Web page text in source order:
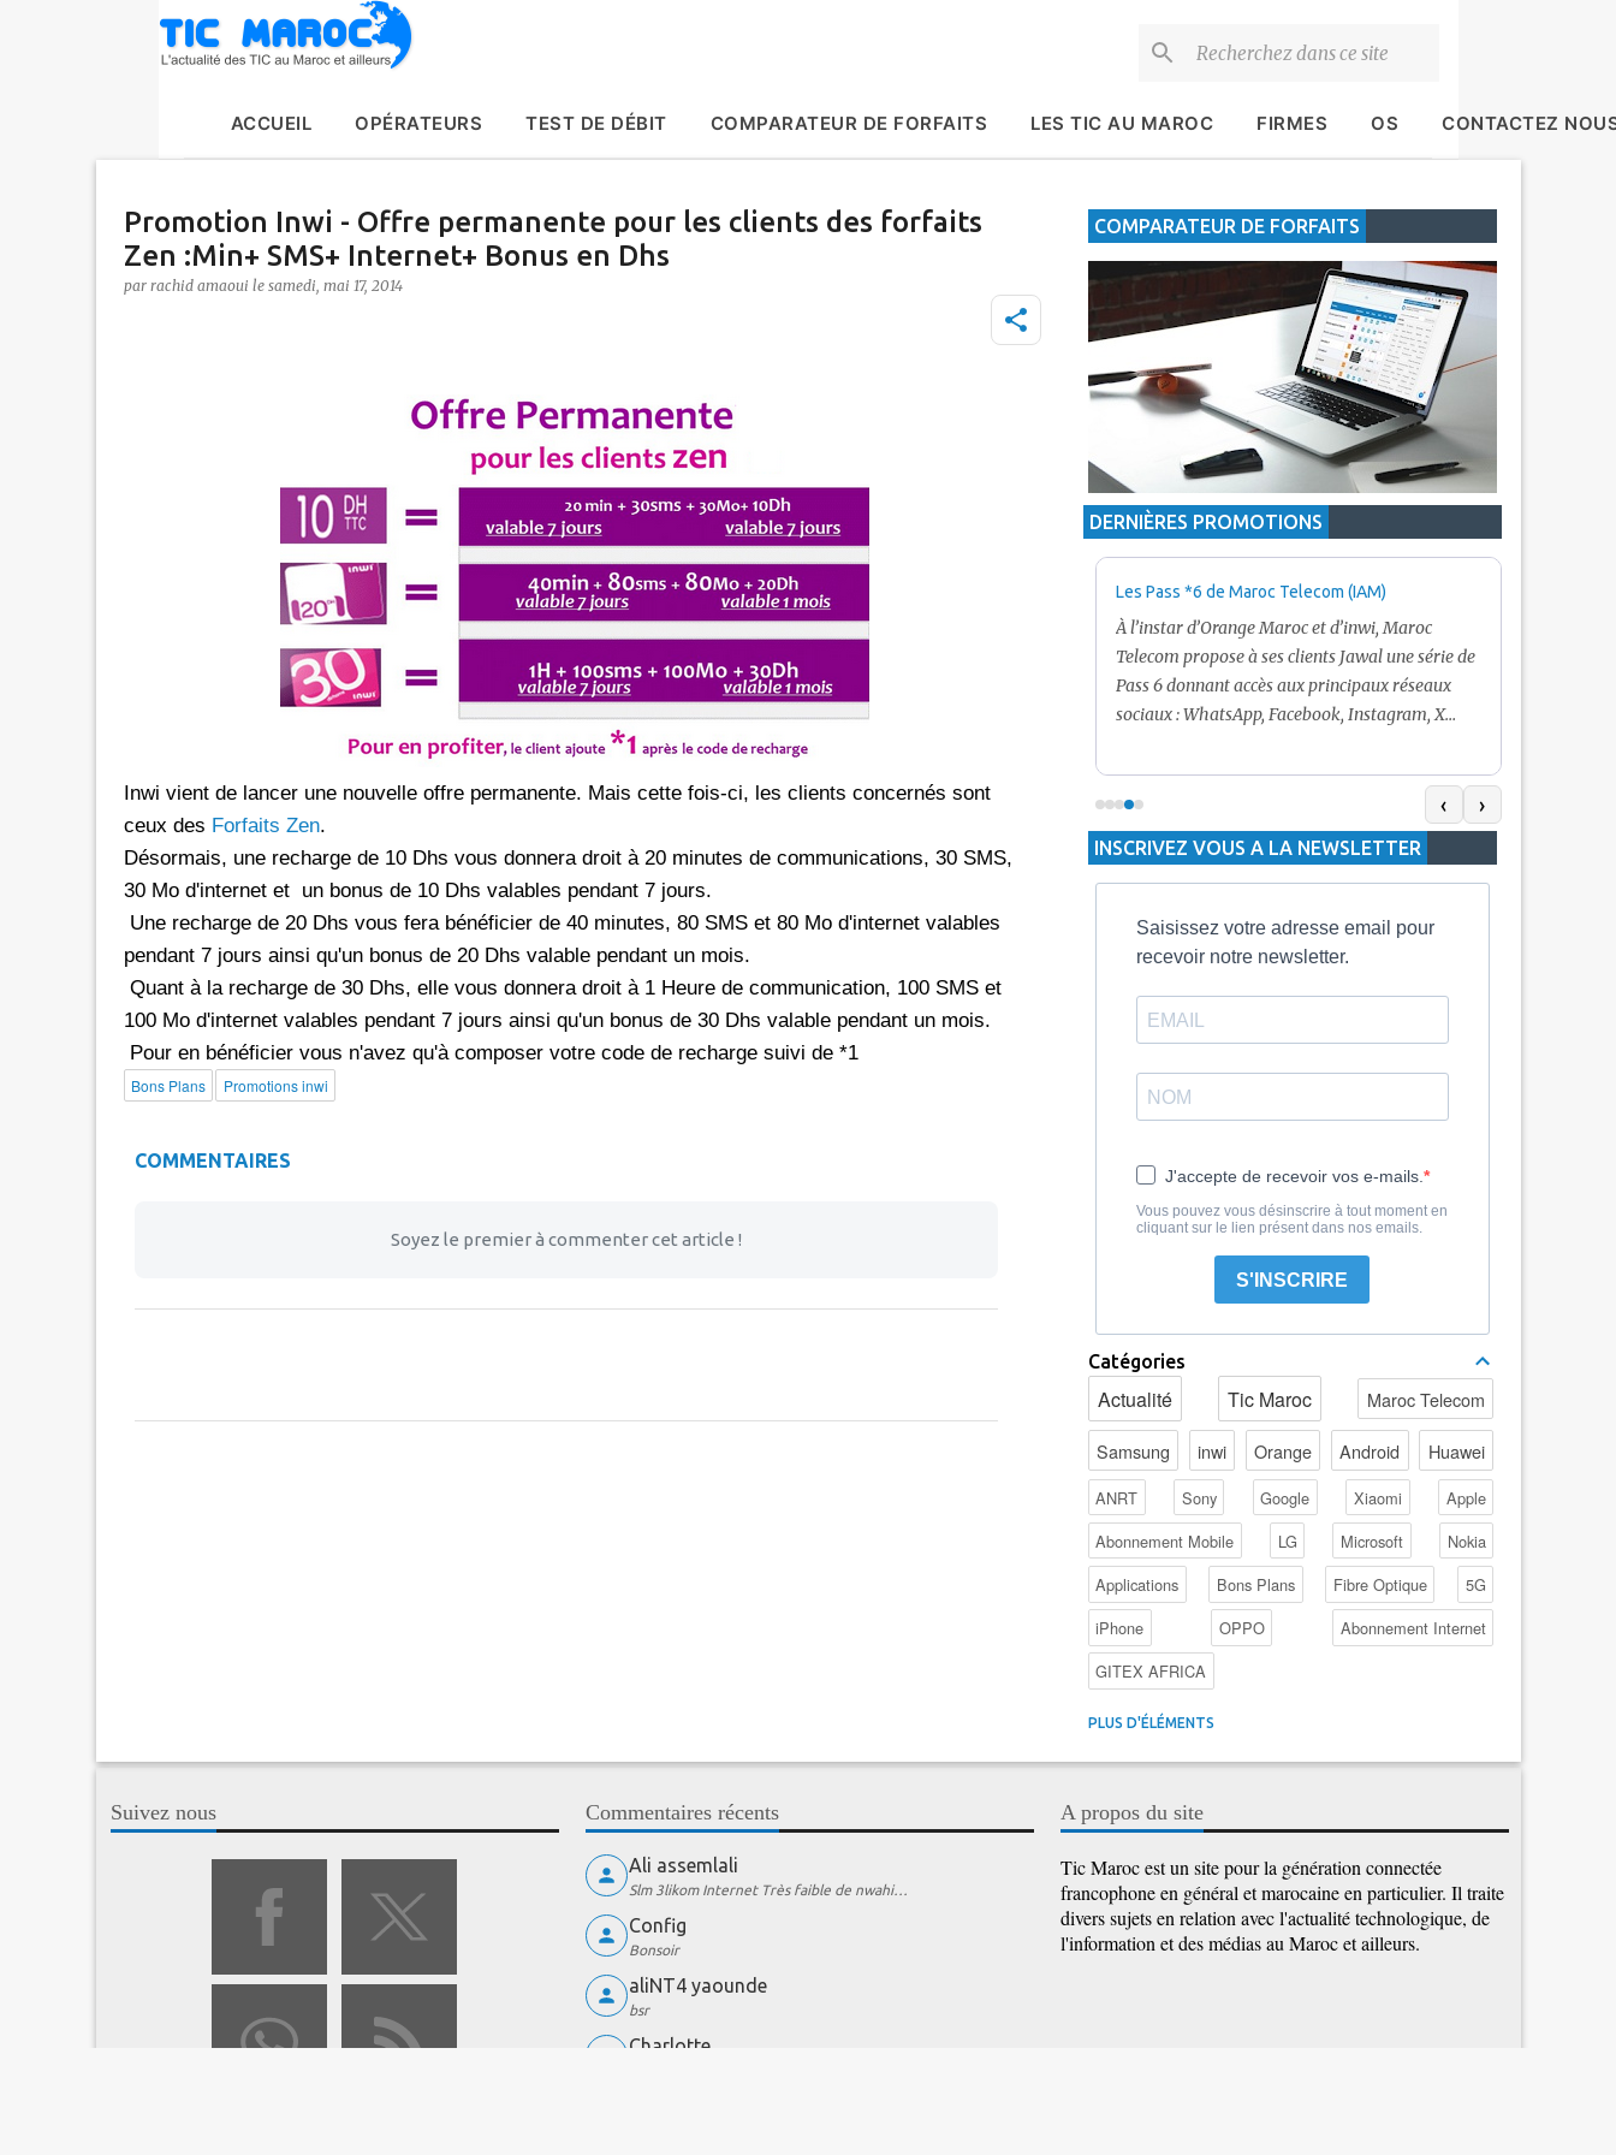
ACCUEIL OPÉRATEURS TEST DE DÉBIT COMPARATEUR DE FORFAITS LES TIC AU MAROC FIRMES OS CONTACTEZ
Promotion Inwi - Offre permanente pour les clients des forfaits
Zen :Min+ SMS+ Internet+ Bonus en Dhs
par rachid amaoui le samedi, mai 17, 2014
Inwi vient de lancer une nouvelle offre permanente. Mais cette fois-ci, les clients concernés sont
ceux des Forfaits Zen.
Désormais, une recharge de 10 Dhs vous donnera droit à 20 minutes de communications, 30 SMS,
30 Mo d'internet et un bonus de 10 Dhs valables pendant 7 jours.
Une recharge de 20 Dhs vous fera bénéficier de 40 minutes, 80 SMS et 80 Mo d'internet valables
pendant 7 jours ainsi qu'un bonus de 20 Dhs valable pendant un mois.
Quant à la recharge de 30 Dhs, elle vous donnera droit à 1 Heure de communication, 100 SMS et
100 Mo d'internet valables pendant 7 jours ainsi qu'un bonus de 30 Dhs valable pendant un mois.
Pour en bénéficier vous n'avez qu'à composer votre code de recharge suivi de *1
Bons Plans Promotions inwi
COMMENTAIRES
Soyez le premier à commenter cet article !
COMPARATEUR DE FORFAITS
DERNIÈRES PROMOTIONS
30 jours, et ce, en
code d'une recharge de 30 Dh
Promotion inwi: L'illimité vers les réseaux sociaux
avec *6
A l'instar de Maroc Telecom et Orange, inwi fait
bénéficier ses clients prépayés d'un accès à
certains réseaux sociaux. A 5 Dh, le client aura
droit à 100 Mo valables vers WhatsApp,
300 Mo pour le Pass de 10 Dh. Notons au
passage que dans le cadre d'une offre
promotionnelle qui prendra fin le 23 mars 2026,
le Pass 30 Dh de inwi offre un
Promotion Orange Maroc: Recharge x25 +
Internet
de ses clients mobiles en prépayé par 25 et ce,
pour toute recharge de 30 Dh ou plus. De plus,
Orange offre, suite à n'importe quelle recharge,
ladite recharge. La durée de validité du volume
offert en Dh est de 3 mois. Recharge Solde
Les Pass *6 de Maroc Telecom (IAM)
À l’instar d’Orange Maroc et d’inwi, Maroc
Telecom propose à ses clients Jawal une série de
Pass 6 donnant accès aux principaux réseaux
sociaux : WhatsApp, Facebook, Instagram, X
5 Dh inclut 100 Mo, le Pass 10 Dh offre 400 Mo,
tandis que les formules à 20 Dh et 30 Dh
proposent respectivement 1 Go et 2 Go. Les
durées de validité sont de 3 jours pour
‹ ›
INSCRIVEZ VOUS A LA NEWSLETTER
Saisissez votre adresse email pour
recevoir notre newsletter.
J'accepte de recevoir vos e-mails.
Vous pouvez vous désinscrire à tout moment en
cliquant sur le lien présent dans nos emails.
S'INSCRIRE
Catégories
Actualité Tic Maroc Maroc Telecom
Samsung inwi Orange Android Huawei
ANRT Sony Google Xiaomi
Apple
Abonnement Mobile
LG Microsoft
Nokia
Applications
Bons Plans Fibre Optique
5G
iPhone
OPPO
Abonnement Internet
GITEX AFRICA
4G au Maroc
Intelligence Artificielle
Cybersécurité
Promotions Maroc Telecom
PLUS D'ÉLÉMENTS
Suivez nous Commentaires récents
Ali assemlali
Slm 3likom Internet Très faible de nwahi…
Config
Bonsoir
aliNT4 yaounde
bsr
Charlotte
A propos du site
Tic Maroc est un site pour la génération connectée
francophone en général et marocaine en particulier. Il traite
divers sujets en relation avec l'actualité technologique, de
l'information et des médias au Maroc et ailleurs.